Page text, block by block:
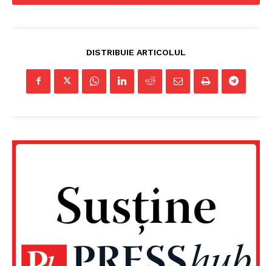
DISTRIBUIE ARTICOLUL